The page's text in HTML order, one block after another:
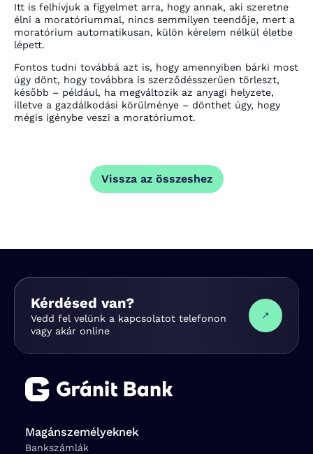
Itt is felhívjuk a figyelmet arra, hogy annak, aki szeretne
élni a moratóriummal, nincs semmilyen teendője, mert a
moratórium automatikusan, külön kérelem nélkül életbe
lépett.
Fontos tudni továbbá azt is, hogy amennyiben bárki most
úgy dönt, hogy továbbra is szerződésszerűen törleszt,
később – például, ha megváltozik az anyagi helyzete,
illetve a gazdálkodási körülménye – dönthet úgy, hogy
mégis igénybe veszi a moratóriumot.
Vissza az összeshez
Kérdésed van?
Vedd fel velünk a kapcsolatot telefonon
vagy akár online
Magánszemélyeknek
Bankszámlák